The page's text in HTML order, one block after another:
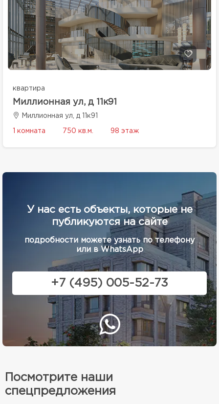
квартира
Миллионная ул, д 11к91
Миллионная ул, д 11к91
1 комната 750 кв.м. 98 этаж
У нас есть объекты, которые не
публикуются на сайте
подробности можете узнать по телефону
или в WhatsApp
+7 (495) 005-52-73
Посмотрите наши
спецпредложения